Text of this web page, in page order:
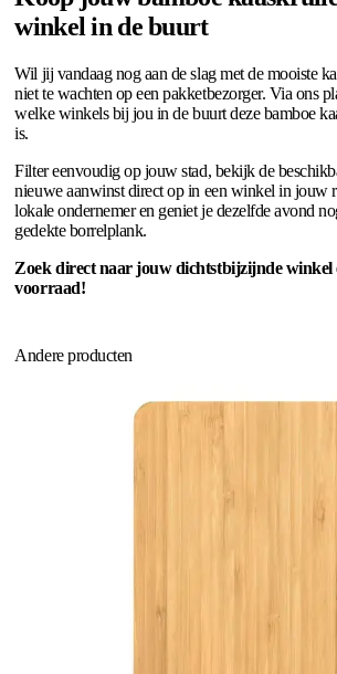
winkel in de buurt
Wil jij vandaag nog aan de slag met de mooiste
niet te wachten op een pakketbezorger. Via ons
welke winkels bij jou in de buurt deze bamboe
is.
Filter eenvoudig op jouw stad, bekijk de
nieuwe aanwinst direct op in een winkel in jouw
lokale ondernemer en geniet je dezelfde avond
gedekte borrelplank.
Zoek direct naar jouw dichtstbijzijnde winkel
voorraad!
Andere producten